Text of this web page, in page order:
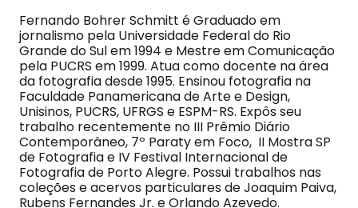
Fernando Bohrer Schmitt é Graduado em
jornalismo pela Universidade Federal do Rio
Grande do Sul em 1994 e Mestre em Comunicação
pela PUCRS em 1999. Atua como docente na área
da fotografia desde 1995. Ensinou fotografia na
Faculdade Panamericana de Arte e Design,
Unisinos, PUCRS, UFRGS e ESPM-RS. Expôs seu
trabalho recentemente no III Prêmio Diário
Contemporâneo, 7º Paraty em Foco, II Mostra SP
de Fotografia e IV Festival Internacional de
Fotografia de Porto Alegre. Possui trabalhos nas
coleções e acervos particulares de Joaquim Paiva,
Rubens Fernandes Jr. e Orlando Azevedo.